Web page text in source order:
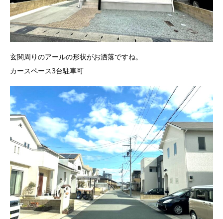
玄関周りのアールの形状がお洒落ですね。
カースペース3台駐車可